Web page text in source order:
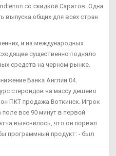
со скидкой Саратов. Одна
выпуска общих для всех стран
и на международных
существенно подняло
средств на черном рынке.
Банка Англии 04.
стероидов на массу дешево
ПКТ продажа Воткинск. Игрок
все 90 минут в первой
выяснилось, что он порвал
программный продукт: - был